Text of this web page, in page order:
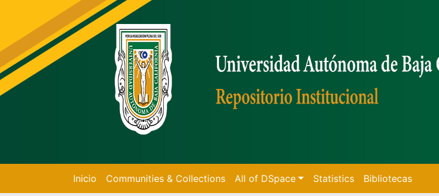
Inicio Communities & Collections All of DSpace Statistics Bibliotecas